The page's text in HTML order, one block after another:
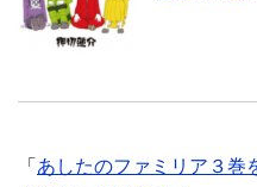
「 あしたのファミリア３巻